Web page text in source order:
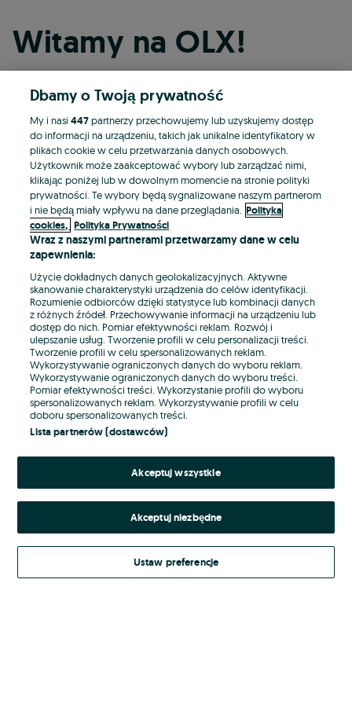
Witamy na OLX!
Kontynuuj przez Facebooka
Kontynuuj przez konto Apple
Kontynuuj przez konto Google
LUB
E-mail
Hasło
Nie pamiętasz hasła?
Zaloguj się
Kontynuując za pośrednictwem jednego z dostawców wskazanych powyżej,
Regulamin serwisuOLX.pl w jego aktualnym brzmieniu.
Dbamy o Twoją prywatność
My i nasi447partnerzy przechowujemy lub uzyskujemy dostęp
do informacji na urządzeniu, takich jak unikalne identyfikatory w
plikach cookie w celu przetwarzania danych osobowych.
Użytkownik może zaakceptować wybory lub zarządzać nimi,
klikając poniżej lub w dowolnym momencie na stronie polityki
prywatności. Te wybory będą sygnalizowane naszym partnerom
i nie będą miały wpływu na dane przeglądania. Polityka
cookies, Polityka Prywatności
Wraz z naszymi partnerami przetwarzamy dane w celu
zapewnienia:
Użycie dokładnych danych geolokalizacyjnych. Aktywne
skanowanie charakterystyki urządzenia do celów identyfikacji.
Rozumienie odbiorców dzięki statystyce lub kombinacji danych
z różnych źródeł. Przechowywanie informacji na urządzeniu lub
dostęp do nich. Pomiar efektywności reklam. Rozwój i
ulepszanie usług. Tworzenie profili w celu personalizacji treści.
Tworzenie profili w celu spersonalizowanych reklam.
Wykorzystywanie ograniczonych danych do wyboru reklam.
Wykorzystywanie ograniczonych danych do wyboru treści.
Pomiar efektywności treści. Wykorzystanie profili do wyboru
spersonalizowanych reklam. Wykorzystywanie profili w celu
doboru spersonalizowanych treści.
Lista partnerów (dostawców)
Akceptuj wszystkie
Akceptuj niezbędne
Ustaw preferencje